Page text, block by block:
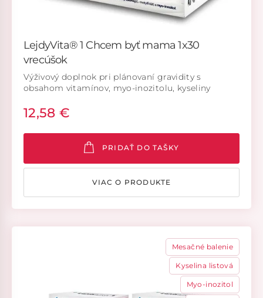
LejdyVita® 1 Chcem byť mama 1x30
vrecúšok
Výživový doplnok pri plánovaní gravidity s
obsahom vitamínov, myo-inozitolu, kyseliny
12,58 €
PRIDAŤ DO TAŠKY
VIAC O PRODUKTE
Mesačné balenie
Kyselina listová
Myo-inozitol